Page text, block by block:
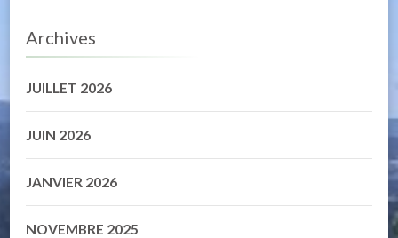
Archives
JUILLET 2026
JUIN 2026
JANVIER 2026
NOVEMBRE 2025